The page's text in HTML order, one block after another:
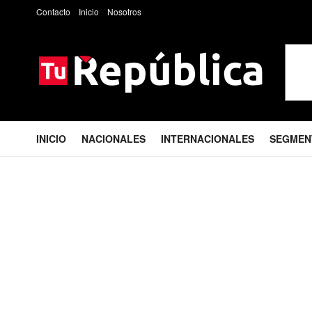
Contacto Inicio Nosotros
INICIO NACIONALES INTERNACIONALES